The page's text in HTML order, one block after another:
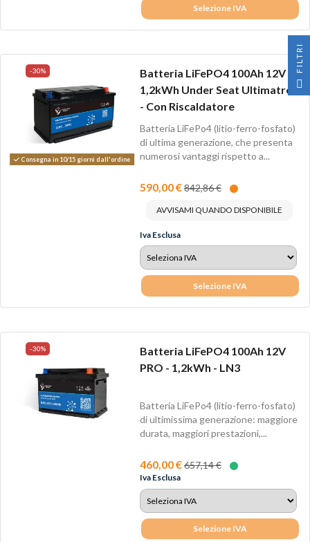
Selezione IVA
-30%
Consegna in 10/15 giorni dall'ordine
Batteria LiFePO4 100Ah 12V -
1,2kWh Under Seat Ultimatron
- Con Riscaldatore
Batteria LiFePo4 (litio-ferro-fosfato)
di ultima generazione, che presenta
numerosi vantaggi rispetto a...
590,00 €842,86 €
AVVISAMI QUANDO DISPONIBILE
Iva Esclusa
Selezione IVA
-30%
Batteria LiFePO4 100Ah 12V
PRO - 1,2kWh - LN3
Batteria LiFePo4 (litio-ferro-fosfato)
di ultimissima generazione: maggiore
durata, maggiori prestazioni,...
460,00 €657,14 €
Iva Esclusa
Selezione IVA
I